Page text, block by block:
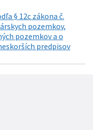
§ 12c zákona č.
pozemkov,
pozemkov a o
predpisov